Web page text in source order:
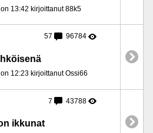
13:42 kirjoittanut 88k5
57 96784
12:23 kirjoittanut Ossi66
7 43788
ikkunat